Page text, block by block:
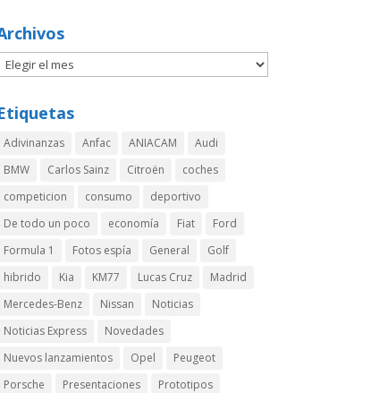
Adivinanzas Anfac ANIACAM
Audi
BMW
Carlos Sainz Citroën
coches
competicion
consumo
deportivo
De todo un poco
economía Fiat
Ford
Formula 1
Fotos espía General
Golf
hibrido
Kia KM77 Lucas Cruz
Madrid
Mercedes-Benz
Nissan
Noticias
Noticias Express
Novedades
Nuevos lanzamientos
Opel
Peugeot
Porsche
Presentaciones
Prototipos